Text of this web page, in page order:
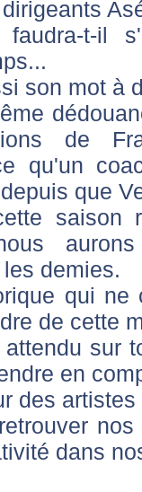
t-il
son mot à
de
qu'un
que
saison
demies.
qui
de cette
sur
en
des
dans